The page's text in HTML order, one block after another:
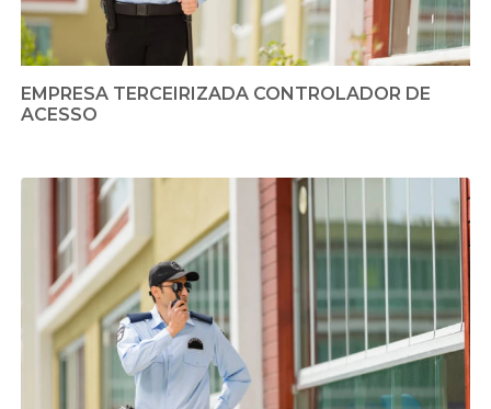
EMPRESA TERCEIRIZADA CONTROLADOR DE
ACESSO